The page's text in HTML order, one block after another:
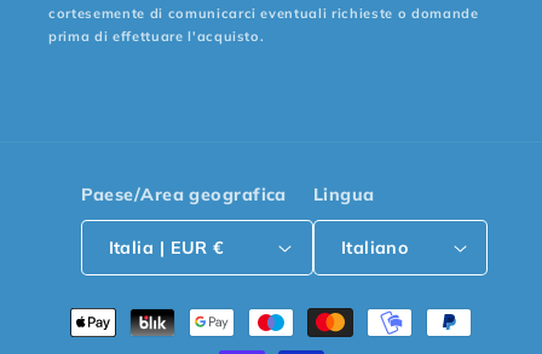
cortesemente di comunicarci eventuali richieste o domande
prima di effettuare l'acquisto.
Paese/Area geografica
Italia | EUR €
Lingua
Italiano
Metodi